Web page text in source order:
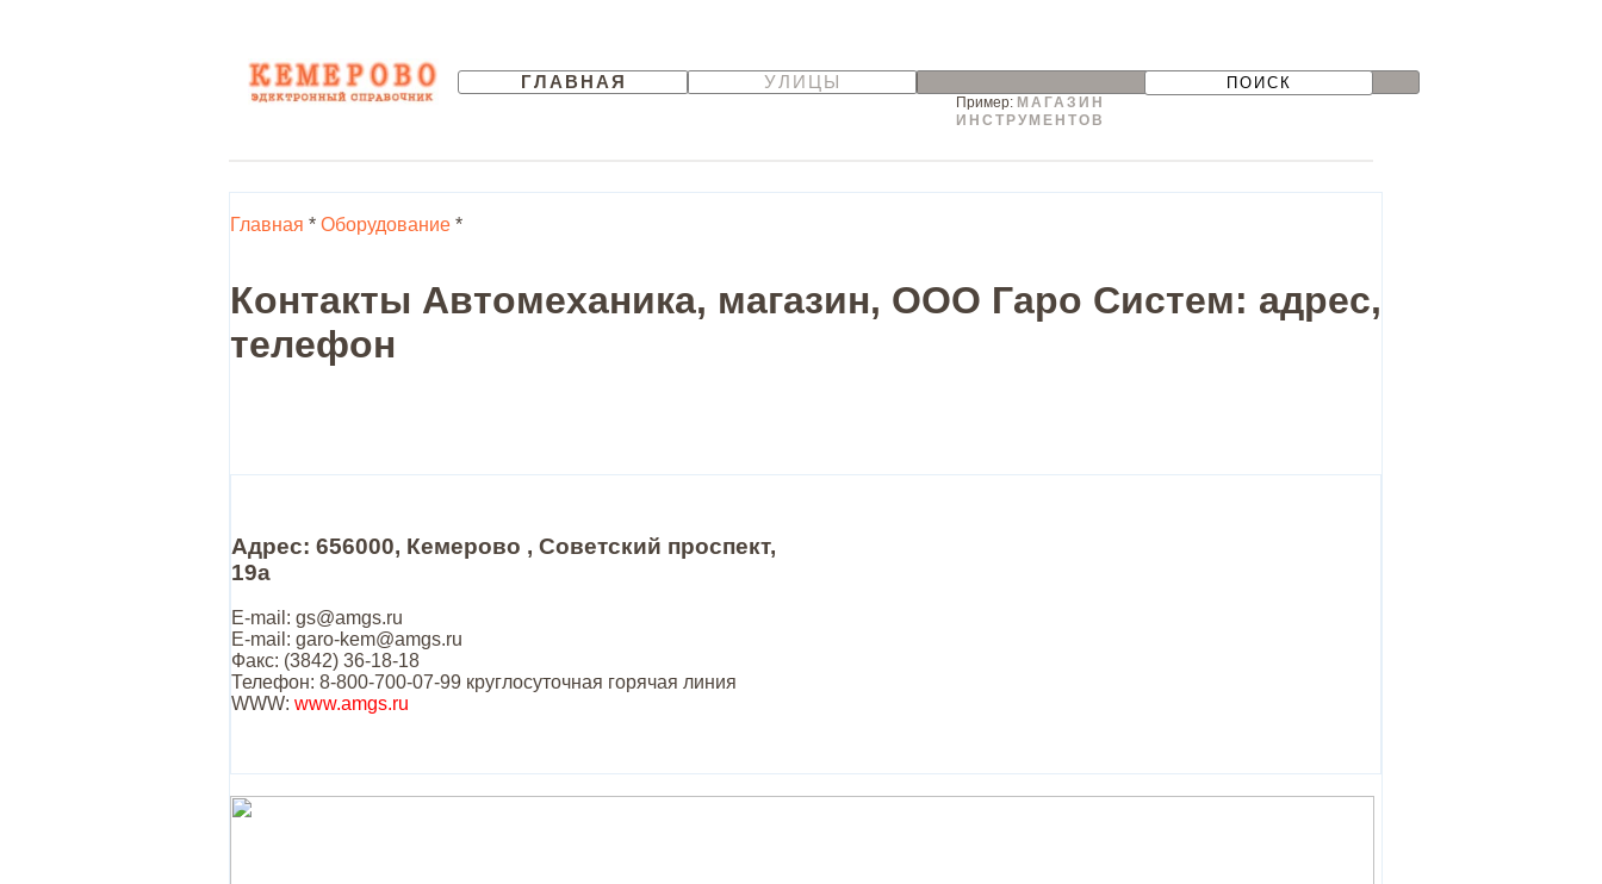
ГЛАВНАЯ УЛИЦЫ
Пример: МАГАЗИН
ИНСТРУМЕНТОВ
Главная * Оборудование *
Контакты Автомеханика, магазин, ООО Гаро Систем: адрес,
телефон
Адрес: 656000, Кемерово , Советский проспект,
19а
E-mail: gs@amgs.ru
E-mail: garo-kem@amgs.ru
Факс: (3842) 36-18-18
Телефон: 8-800-700-07-99 круглосуточная горячая линия
WWW: www.amgs.ru